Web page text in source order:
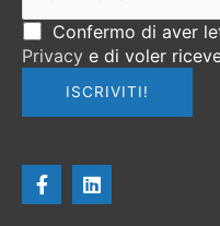
Confermo di aver
Privacy e di voler
F
a
L
i